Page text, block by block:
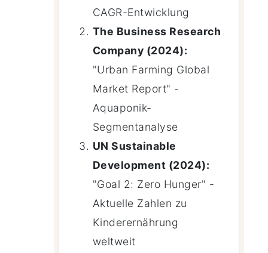
CAGR-Entwicklung
The Business Research
Company (2024):
"Urban Farming Global
Market Report" -
Aquaponik-
Segmentanalyse
UN Sustainable
Development (2024):
"Goal 2: Zero Hunger" -
Aktuelle Zahlen zu
Kinderernährung
weltweit